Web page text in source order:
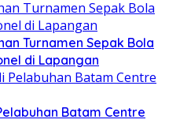
Turnamen Sepak Bola
di Lapangan
Batam Centre